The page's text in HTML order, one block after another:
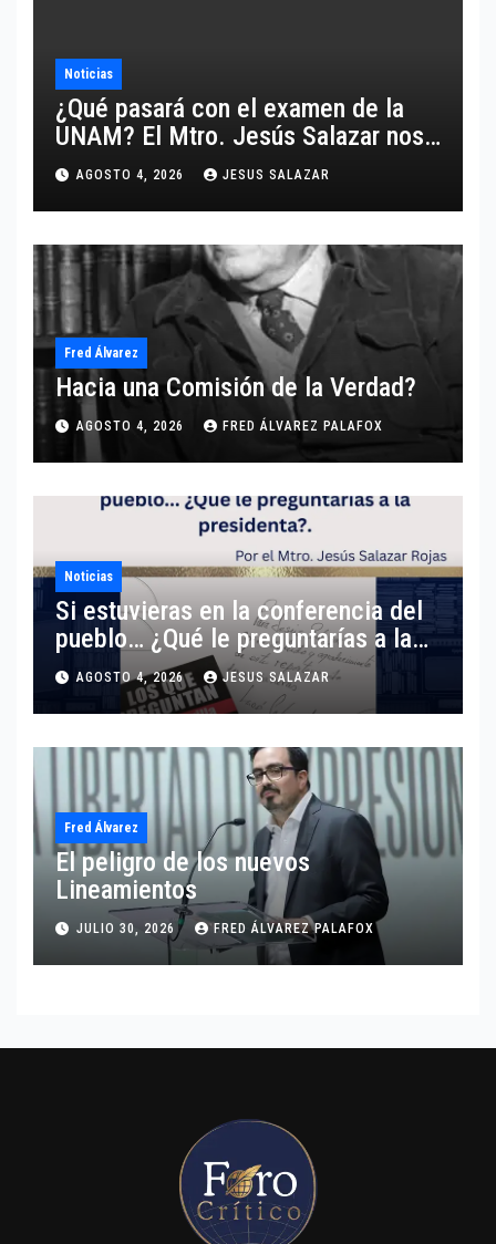
Noticias
¿Qué pasará con el examen de la
UNAM? El Mtro. Jesús Salazar nos
comparte un análisis certero y al
grano respecto a este tema.
AGOSTO 4, 2026 JESUS SALAZAR
Fred Álvarez
Hacia una Comisión de la Verdad?
AGOSTO 4, 2026 FRED ÁLVAREZ PALAFOX
Noticias
Si estuvieras en la conferencia del
pueblo… ¿Qué le preguntarías a la
presidenta?
AGOSTO 4, 2026 JESUS SALAZAR
Fred Álvarez
El peligro de los nuevos
Lineamientos
JULIO 30, 2026 FRED ÁLVAREZ PALAFOX